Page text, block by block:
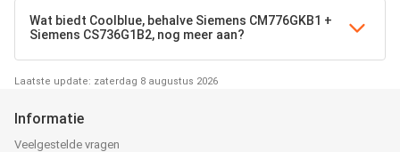
Wat biedt Coolblue, behalve Siemens CM776GKB1 +
Siemens CS736G1B2, nog meer aan?
Laatste update: zaterdag 8 augustus 2026
Informatie
Veelgestelde vragen